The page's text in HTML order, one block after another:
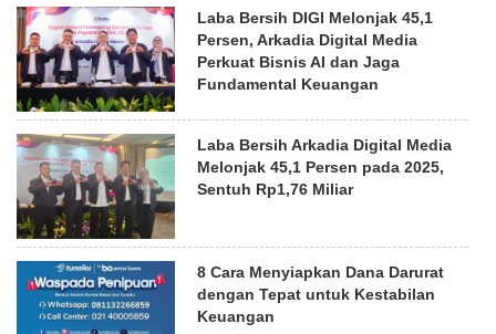
Laba Bersih DIGI Melonjak 45,1
Persen, Arkadia Digital Media
Perkuat Bisnis AI dan Jaga
Fundamental Keuangan
Laba Bersih Arkadia Digital Media
Melonjak 45,1 Persen pada 2025,
Sentuh Rp1,76 Miliar
8 Cara Menyiapkan Dana Darurat
dengan Tepat untuk Kestabilan
Keuangan